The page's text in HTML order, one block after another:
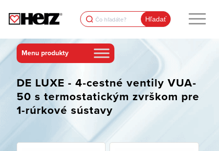
Search
for:
DE LUXE - 4-cestné ventily VUA-
50 s termostatickým zvrškom pre
1-rúrkové sústavy